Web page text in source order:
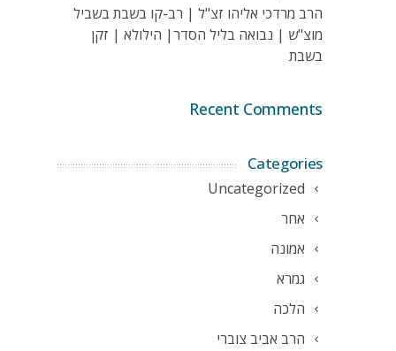
הרב מרדכי אליהו זצ"ל | רב-קו בשבת בשביל
מוצ"ש | נבואה בליל הסדר| הילולא | זקן
בשבת
Recent Comments
Categories
Uncategorized
אחר
אמונה
גמרא
הלכה
הרב אביב צוברי